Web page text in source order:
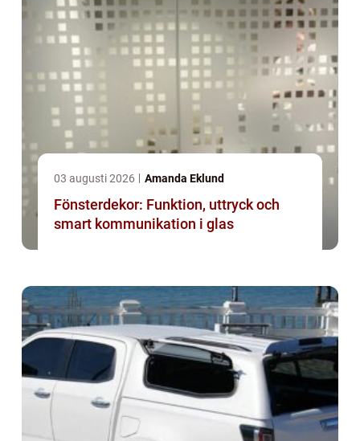
03 augusti 2026 Amanda Eklund
Fönsterdekor: Funktion, uttryck och
smart kommunikation i glas